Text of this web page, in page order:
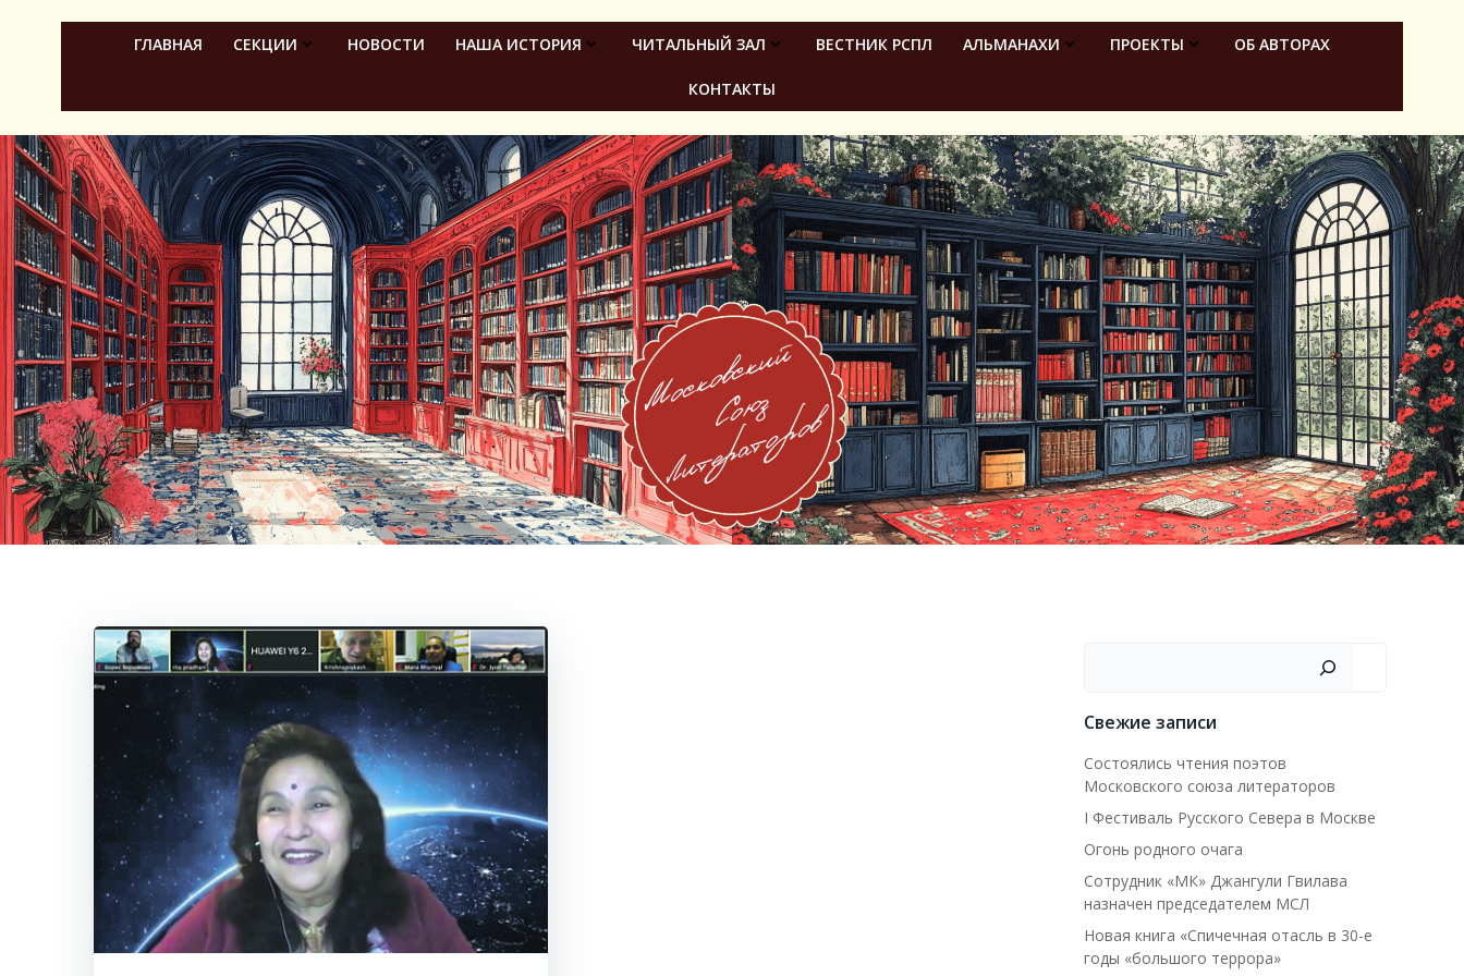
ГЛАВНАЯ СЕКЦИИ НОВОСТИ НАША ИСТОРИЯ ЧИТАЛЬНЫЙ ЗАЛ ВЕСТНИК РСПЛ АЛЬМАНАХИ ПРОЕКТЫ ОБ АВТОРАХ
КОНТАКТЫ
Свежие записи
Состоялись чтения поэтов
Московского союза литераторов
I Фестиваль Русского Севера в Москве
Огонь родного очага
Сотрудник «МК» Джангули Гвилава
назначен председателем МСЛ
Новая книга «Спичечная отасль в 30-е
годы «большого террора»